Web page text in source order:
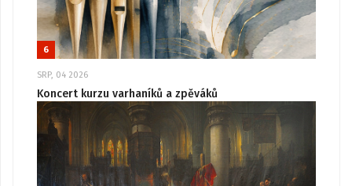
6
SRP, 04 2026
Koncert kurzu varhaníků a zpěváků